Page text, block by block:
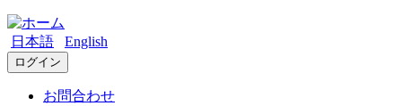
日本語 English
ログイン
お問合わせ